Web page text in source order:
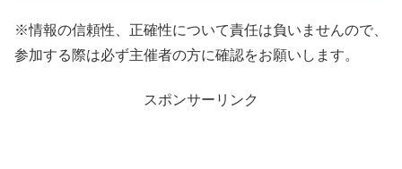
※情報の信頼性、正確性について責任は負いませんので、
参加する際は必ず主催者の方に確認をお願いします。
スポンサーリンク